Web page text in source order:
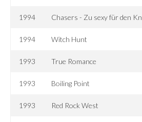
1994 Chasers - Zu sexy für den
1994 Witch Hunt
1993 True Romance
1993 Boiling Point
1993 Red Rock West